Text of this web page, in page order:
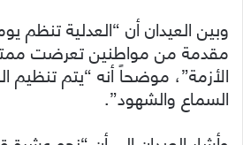
وبين العيدان أن “العدلية
مقدمة من مواطنين تعرضت
الأزمة”، موضحاً أنه “يتم تنظيم
السماع والشهود”.